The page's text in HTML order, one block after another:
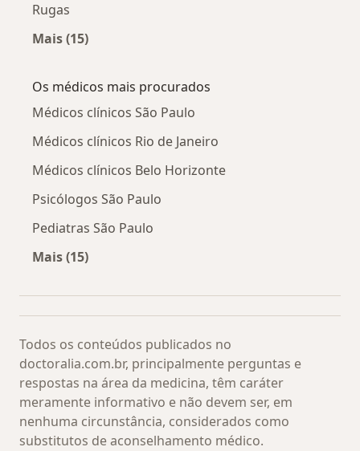
Rugas
Mais (15)
Os médicos mais procurados
Médicos clínicos São Paulo
Médicos clínicos Rio de Janeiro
Médicos clínicos Belo Horizonte
Psicólogos São Paulo
Pediatras São Paulo
Mais (15)
Todos os conteúdos publicados no
doctoralia.com.br, principalmente perguntas e
respostas na área da medicina, têm caráter
meramente informativo e não devem ser, em
nenhuma circunstância, considerados como
substitutos de aconselhamento médico.